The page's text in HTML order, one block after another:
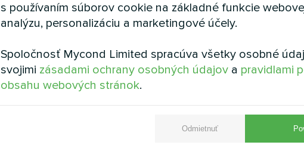
Názov
s používaním súborov cookie na základné funkcie
analýzu, personalizáciu a marketingové účely.
Spoločnosť Mycond Limited spracúva všetky osobné
svojimi zásadami ochrany osobných údajov a pravidlami
obsahu webových stránok.
Odmietnuť